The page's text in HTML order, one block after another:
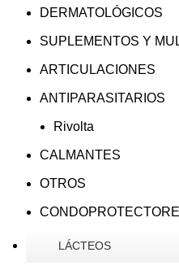
DERMATOLÓGICOS
SUPLEMENTOS Y
ARTICULACIONES
ANTIPARASITARIOS
Rivolta
CALMANTES
OTROS
LÁCTEOS